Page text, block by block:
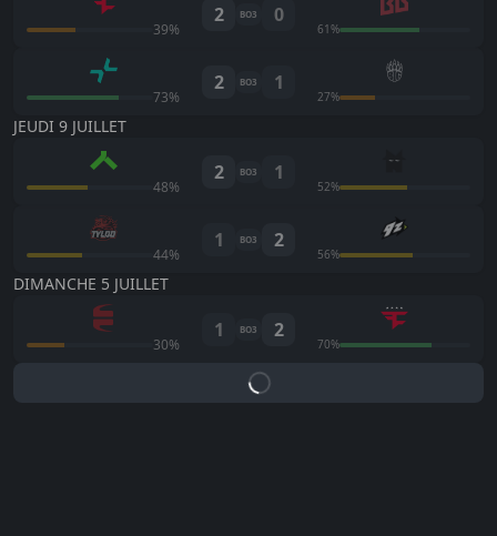
39%
2 BO3 0
61%
73%
2 BO3 1
27%
JEUDI 9 JUILLET
48%
2 BO3 1
52%
44%
1 BO3 2
56%
DIMANCHE 5 JUILLET
30%
1 BO3 2
70%
Loading...